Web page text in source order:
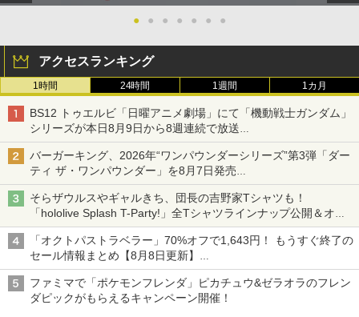
● ● ● ● ● ● ●
アクセスランキング
1時間 24時間 1週間 1カ月
BS12 トゥエルビ「日曜アニメ劇場」にて「機動戦士ガンダム」
シリーズが本日8月9日から8週連続で放送
初回は「機動戦士ガンダム【HDリマスター版】」
バーガーキング、2026年“ワンパウンダーシリーズ”第3弾「ダー
ティ ザ・ワンパウンダー」を8月7日発売
「特製ガーリックマヨソース」を使用した超大型チーズバーガー
そらザウルスやギャルきち、団長の吉野家Tシャツも！
「hololive Splash T-Party!」全Tシャツラインナップ公開＆オン
ライン販売開始
「オクトパストラベラー」70%オフで1,643円！ もうすぐ終了の
セール情報まとめ【8月8日更新】
ニンテンドーeショップでは「大神 絶景版」が67%オフで990円
ファミマで「ポケモンフレンダ」ピカチュウ&ゼラオラのフレン
ダピックがもらえるキャンペーン開催！